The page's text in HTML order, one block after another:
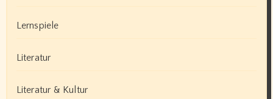
Lernspiele
Literatur
Literatur & Kultur